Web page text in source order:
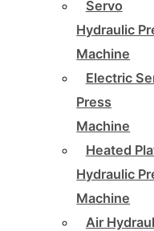
Servo
Hydraulic
Machine
Electric
Press
Machine
Heated
Hydraulic
Machine
Air